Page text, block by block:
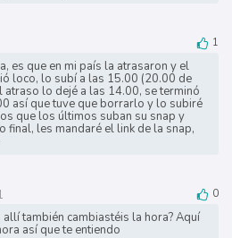
1
es que en mi país la atrasaron y el
loco, lo subí a las 15.00 (20.00 de
atraso lo dejé a las 14.00, se terminó
así que tuve que borrarlo y lo subiré
que los últimos suban su snap y
final, les mandaré el link de la snap,
0
allí también cambiastéis la hora? Aquí
así que te entiendo